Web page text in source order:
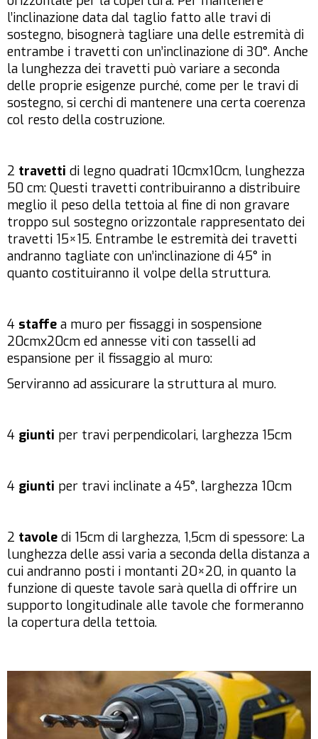
l’inclinazione data dal taglio fatto alle travi di
sostegno, bisognerà tagliare una delle estremità di
entrambe i travetti con un’inclinazione di 30°. Anche
la lunghezza dei travetti può variare a seconda
delle proprie esigenze purché, come per le travi di
sostegno, si cerchi di mantenere una certa coerenza
col resto della costruzione.
2 travetti di legno quadrati 10cmx10cm, lunghezza
50 cm: Questi travetti contribuiranno a distribuire
meglio il peso della tettoia al fine di non gravare
troppo sul sostegno orizzontale rappresentato dei
travetti 15×15. Entrambe le estremità dei travetti
andranno tagliate con un’inclinazione di 45° in
quanto costituiranno il volpe della struttura.
4 staffe a muro per fissaggi in sospensione
20cmx20cm ed annesse viti con tasselli ad
espansione per il fissaggio al muro:
Serviranno ad assicurare la struttura al muro.
4 giunti per travi perpendicolari, larghezza 15cm
4 giunti per travi inclinate a 45°, larghezza 10cm
2 tavole di 15cm di larghezza, 1,5cm di spessore: La
lunghezza delle assi varia a seconda della distanza a
cui andranno posti i montanti 20×20, in quanto la
funzione di queste tavole sarà quella di offrire un
supporto longitudinale alle tavole che formeranno
la copertura della tettoia.